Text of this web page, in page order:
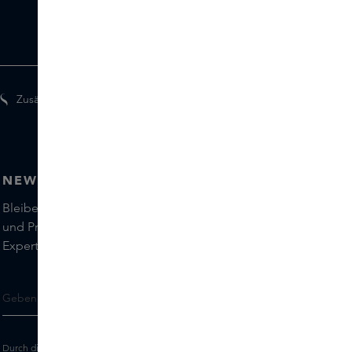
Zusätzliche Geschenke für Mitglieder
NEWSLETTER
Bleiben Sie auf dem Laufenden über die neuesten Marken
und Produkte und holen Sie sich Tipps von unseren Skins
Experts.
Durch die Eingabe Ihrer E-Mail-Adresse erklären Sie sich damit einverstanden,